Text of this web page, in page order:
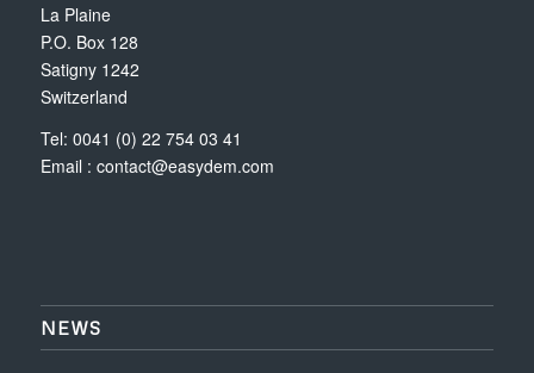
La Plaine
P.O. Box 128
Satigny 1242
Switzerland
Tel: 0041 (0) 22 754 03 41
Email : contact@easydem.com
NEWS